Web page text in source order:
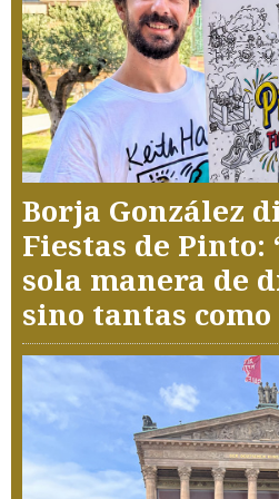
Borja González
Fiestas de Pinto:
sola manera de
sino tantas como